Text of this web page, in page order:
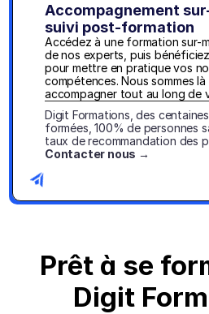
Accompagnement
suivi post-formation
Accédez à une formation sur-
de nos experts, puis
pour mettre en pratique vos
compétences. Nous sommes
accompagner tout au long de
Digit Formations, des
formées, 100% de personnes
Contacter nous →
Prêt à se
Digit